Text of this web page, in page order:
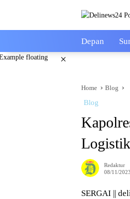
Depan
×
Home Blog
Blog
Redaktur
08/11/2023
SERGAI ||